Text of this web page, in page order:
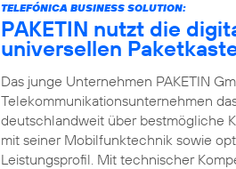
TELEFÓNICA BUSINESS SOLUTION:
PAKETIN nutzt die
universellen
Das junge Unternehmen PAKETIN
Telekommunikationsunternehmen
deutschlandweit über bestmögliche
mit seiner Mobilfunktechnik sowie
Leistungsprofil. Mit technischer